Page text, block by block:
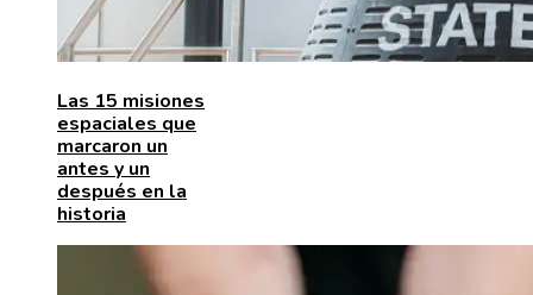
Las 15 misiones
espaciales que
marcaron un
antes y un
después en la
historia